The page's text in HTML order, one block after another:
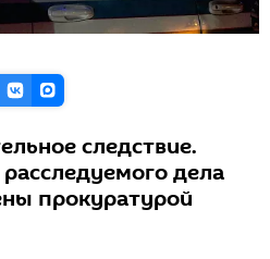
следствие.
дела
прокуратурой